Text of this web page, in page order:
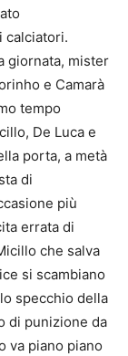
calciatori.
giornata, mister
e Camarà
tempo
De Luca e
porta, a metà
di
più
errata di
che salva
si scambiano
specchio della
di punizione da
va piano piano